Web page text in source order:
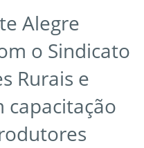
Alegre
o Sindicato
Rurais e